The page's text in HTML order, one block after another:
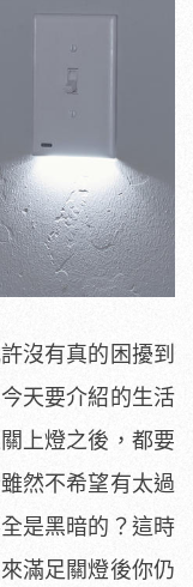
沒有真的困擾到
天要介紹的生活
上燈之後，都要
然不希望有太過
是黑暗的？這時
滿足關燈後你仍